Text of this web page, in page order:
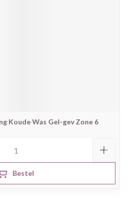
Koude Was Gel-gev Zone 6
Bestel